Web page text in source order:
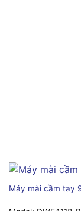
Máy mài cầm tay